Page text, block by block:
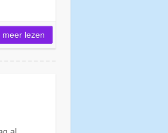
meer lezen